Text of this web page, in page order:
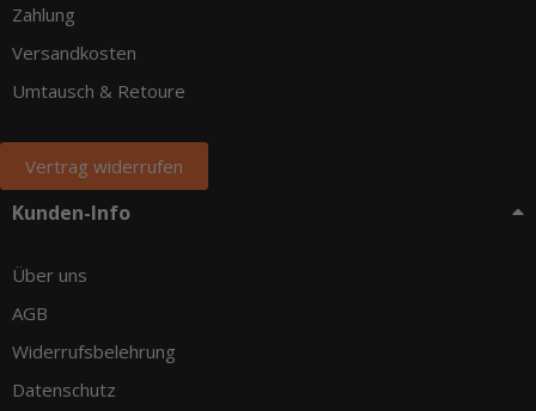
Zahlung
Versandkosten
Umtausch & Retoure
Vertrag widerrufen
Kunden-Info
Über uns
AGB
Widerrufsbelehrung
Datenschutz